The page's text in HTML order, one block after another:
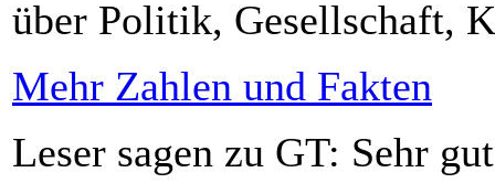
über Politik, Gesellschaft,
Mehr Zahlen und Fakten
Leser sagen zu GT: Sehr